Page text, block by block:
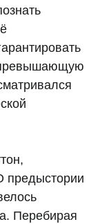
превышающую
предыстории
Перебирая